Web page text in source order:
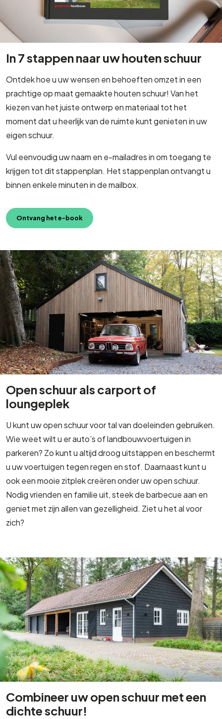
In 7 stappen naar uw houten schuur
Ontdek hoe u uw wensen en behoeften omzet in een
prachtige op maat gemaakte houten schuur! Van het
kiezen van het juiste ontwerp en materiaal tot het
moment dat u heerlijk van de ruimte kunt genieten in uw
eigen schuur.
Vul eenvoudig uw naam en e-mailadres in om toegang te
krijgen tot dit stappenplan. Het stappenplan ontvangt u
binnen enkele minuten in de mailbox.
Ontvang het e-book
Open schuur als carport of
loungeplek
U kunt uw open schuur voor tal van doeleinden gebruiken.
Wie weet wilt u er auto’s of landbouwvoertuigen in
parkeren? Zo kunt u altijd droog uitstappen en beschermt
u uw voertuigen tegen regen en stof. Daarnaast kunt u
ook een mooie zitplek creëren onder uw open schuur.
Nodig vrienden en familie uit, steek de barbecue aan en
geniet met zijn allen van gezelligheid. Ziet u het al voor
zich?
Combineer uw open schuur met een
dichte schuur!